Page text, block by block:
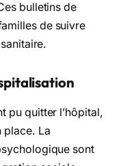
bulletins de
de suivre
pu quitter l’hôpital,
place. La
sont